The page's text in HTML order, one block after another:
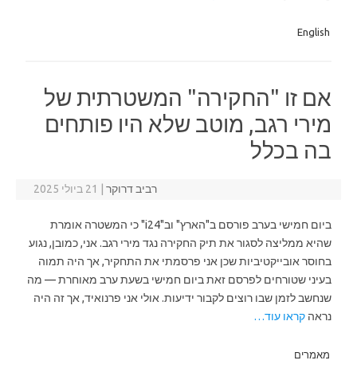
English
אם זו "החקירה" המשטרתית של
מירי רגב, מוטב שלא היו פותחים
בה בכלל
רביב דרוקר 21 ביולי 2025
ביום חמישי בערב פורסם ב"הארץ" וב"i24" כי המשטרה אומרת
שהיא ממליצה לסגור את תיק החקירה נגד מירי רגב. אני, כמובן, נגוע
בחוסר אובייקטיביות שכן אני פרסמתי את התחקיר, אך היה תמוה
בעיני שטורחים לפרסם זאת ביום חמישי בשעת ערב מאוחרת — מה
שנחשב לזמן שבו רוצים לקבור ידיעות. אולי אני פרנואיד, אך זה היה
נראה קראו עוד…
מאמרים